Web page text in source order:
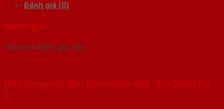
Đánh giá (0)
Đánh giá
Chưa có đánh giá nào.
Hãy là người đầu tiên nhận xét “Tủ Quần Áo
3”